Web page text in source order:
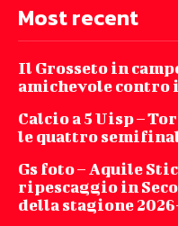
Most recent
Il Grosseto in
amichevole contro
Calcio a 5 Uisp –
le quattro
Gs foto – Aquile
ripescaggio in
della stagione